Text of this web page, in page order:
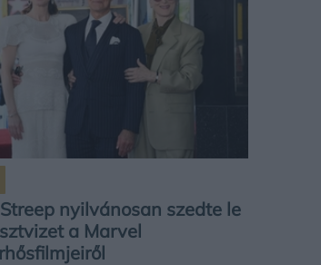
nyilvánosan szedte le
a Marvel